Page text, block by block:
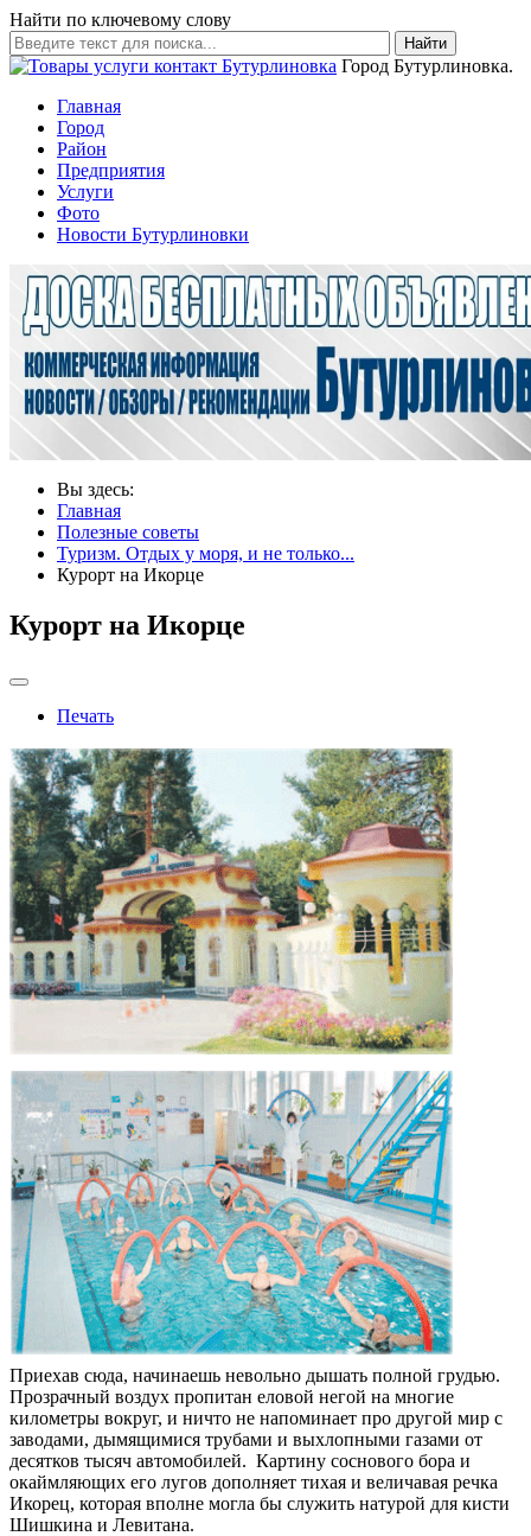
Найти по ключевому слову
Найти
Город Бутурлиновка.
Главная
Город
Район
Предприятия
Услуги
Фото
Новости Бутурлиновки
Вы здесь:
Главная
Полезные советы
Туризм. Отдых у моря, и не только...
Курорт на Икорце
Курорт на Икорце
Печать
Приехав сюда, начинаешь невольно дышать полной грудью.
Прозрачный воздух пропитан еловой негой на многие
километры вокруг, и ничто не напоминает про другой мир с
заводами, дымящимися трубами и выхлопными газами от
десятков тысяч автомобилей. Картину соснового бора и
окаймляющих его лугов дополняет тихая и величавая речка
Икорец, которая вполне могла бы служить натурой для кисти
Шишкина и Левитана.